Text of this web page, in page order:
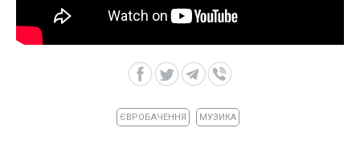
ЄВРОБАЧЕННЯ МУЗИКА